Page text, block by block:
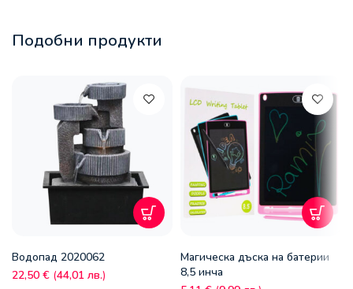
Подобни продукти
Водопад 2020062
22,50 € (44,01 лв.)
Магическа дъска на батерии
8,5 инча